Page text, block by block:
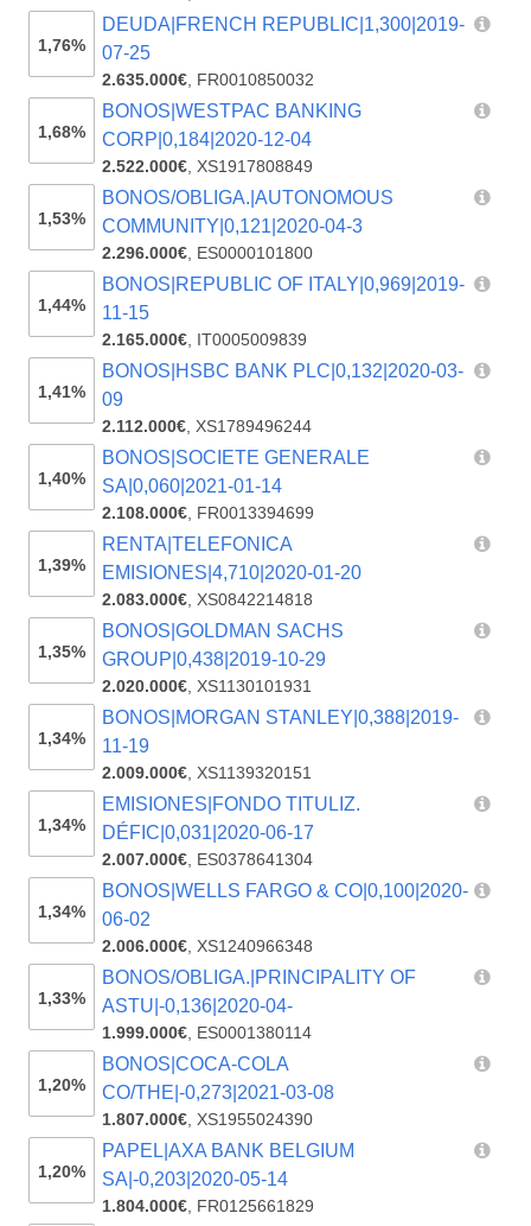
1,76%
DEUDA|FRENCH REPUBLIC|1,300|2019-
07-25
2.635.000€, FR0010850032
1,68%
BONOS|WESTPAC BANKING
CORP|0,184|2020-12-04
2.522.000€,XS1917808849
1,53%
BONOS/OBLIGA.|AUTONOMOUS
COMMUNITY|0,121|2020-04-3
2.296.000€, ES0000101800
1,44%
BONOS|REPUBLIC OF ITALY|0,969|2019-
11-15
2.165.000€, IT0005009839
1,41%
BONOS|HSBC BANK PLC|0,132|2020-03-
09
2.112.000€,XS1789496244
1,40%
BONOS|SOCIETE GENERALE
SA|0,060|2021-01-14
2.108.000€, FR0013394699
1,39%
RENTA|TELEFONICA
EMISIONES|4,710|2020-01-20
2.083.000€,XS0842214818
1,35%
BONOS|GOLDMAN SACHS
GROUP|0,438|2019-10-29
2.020.000€,XS1130101931
1,34%
BONOS|MORGAN STANLEY|0,388|2019-
11-19
2.009.000€,XS1139320151
1,34%
EMISIONES|FONDO TITULIZ.
DÉFIC|0,031|2020-06-17
2.007.000€, ES0378641304
1,34%
BONOS|WELLS FARGO & CO|0,100|2020-
06-02
2.006.000€,XS1240966348
1,33%
BONOS/OBLIGA.|PRINCIPALITY OF
ASTU|-0,136|2020-04-
1.999.000€, ES0001380114
1,20%
BONOS|COCA-COLA
CO/THE|-0,273|2021-03-08
1.807.000€,XS1955024390
1,20%
PAPEL|AXA BANK BELGIUM
SA|-0,203|2020-05-14
1.804.000€, FR0125661829